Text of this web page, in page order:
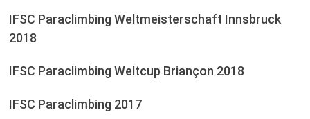
IFSC Paraclimbing Weltmeisterschaft Innsbruck
2018
IFSC Paraclimbing Weltcup Briançon 2018
IFSC Paraclimbing 2017